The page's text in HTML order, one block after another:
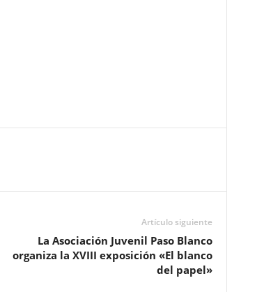
Artículo siguiente
La Asociación Juvenil Paso Blanco
organiza la XVIII exposición «El blanco
del papel»